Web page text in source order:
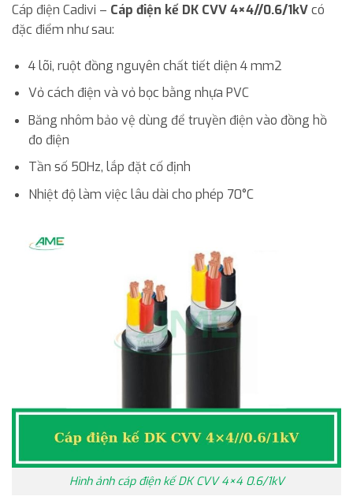
Cáp điện Cadivi – Cáp điện kế DK CVV 4×4//0.6/1kVcó
đặc điểm như sau:
4 lõi, ruột đồng nguyên chất tiết diện 4 mm2
Vỏ cách điện và vỏ bọc bằng nhựa PVC
Băng nhôm bảo vệ dùng để truyền điện vào đồng hồ
đo điện
Tần số 50Hz, lắp đặt cố định
Nhiệt độ làm việc lâu dài cho phép 70°C
Hình ảnh cáp điện kế DK CVV 4×4 0.6/1kV